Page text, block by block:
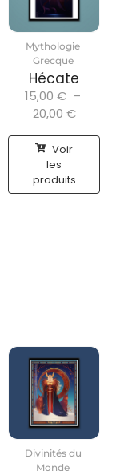
Mythologie
Grecque
Hécate
15,00 € –
20,00 €
Voir
les
produits
Divinités du
Monde